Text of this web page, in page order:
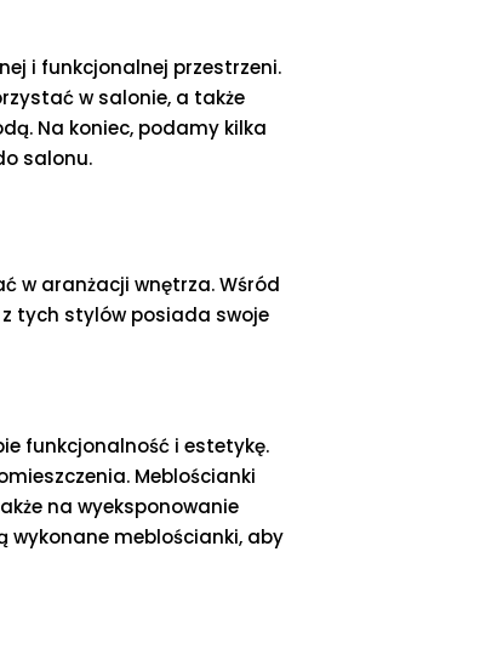
i funkcjonalnej przestrzeni.
w salonie, a także
Na koniec, podamy kilka
salonu.
w aranżacji wnętrza. Wśród
tych stylów posiada swoje
funkcjonalność i estetykę.
Meblościanki
na wyeksponowanie
wykonane meblościanki, aby